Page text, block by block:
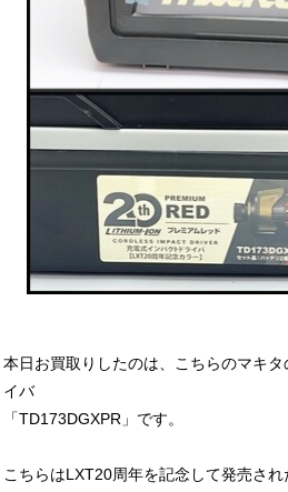
本日お買取りしたのは、こちらのマキ
イバ
「TD173DGXPR」です。
こちらはLXT20周年を記念して発売さ